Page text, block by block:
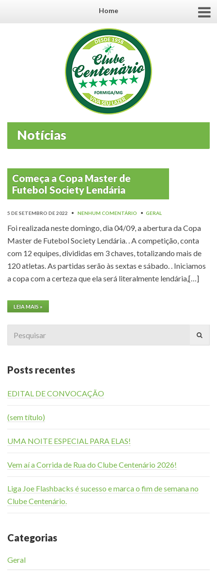
Home
Notícias
Começa a Copa Master de
Futebol Society Lendária
5 DE SETEMBRO DE 2022 • NENHUM COMENTÁRIO • GERAL
Foi realizada neste domingo, dia 04/09, a abertura da Copa
Master de Futebol Society Lendária. . A competição, conta
com 12 equipes, divididas em 3 chaves, totalizando mais de
120 atletas. As partidas serão às sextas e sábado. . Iniciamos
a copa com a certeza que ela será literalmente lendária,[…]
LEIA MAIS »
for:
Posts recentes
EDITAL DE CONVOCAÇÃO
(sem título)
UMA NOITE ESPECIAL PARA ELAS!
Vem aí a Corrida de Rua do Clube Centenário 2026!
Liga Joe Flashbacks é sucesso e marca o fim de semana no
Clube Centenário.
Categorias
Geral